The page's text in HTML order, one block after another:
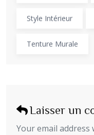
Style Intérieur
Tenture Murale
Laisser un
Your email address